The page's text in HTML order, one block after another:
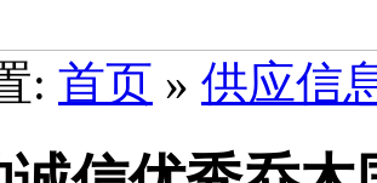
: 首页 » 供应信